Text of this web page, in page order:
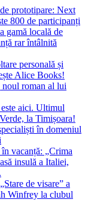
prototipare: Next
800 de participanți
gamă locală de
rar întâlnită
personală și
Alice Books!
noul roman al lui
aici. Ultimul
la Timișoara!
în domeniul
vacanță: „Crima
insulă a Italiei,
de visare” a
Winfrey la clubul